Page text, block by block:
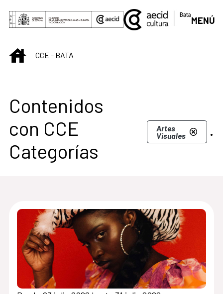
Saltar al contenido principal
MENÚ
INICIOCCE - BATA
Centro Cultural de
Contenidos
con CCE
Categorías
Artes
Visuales .